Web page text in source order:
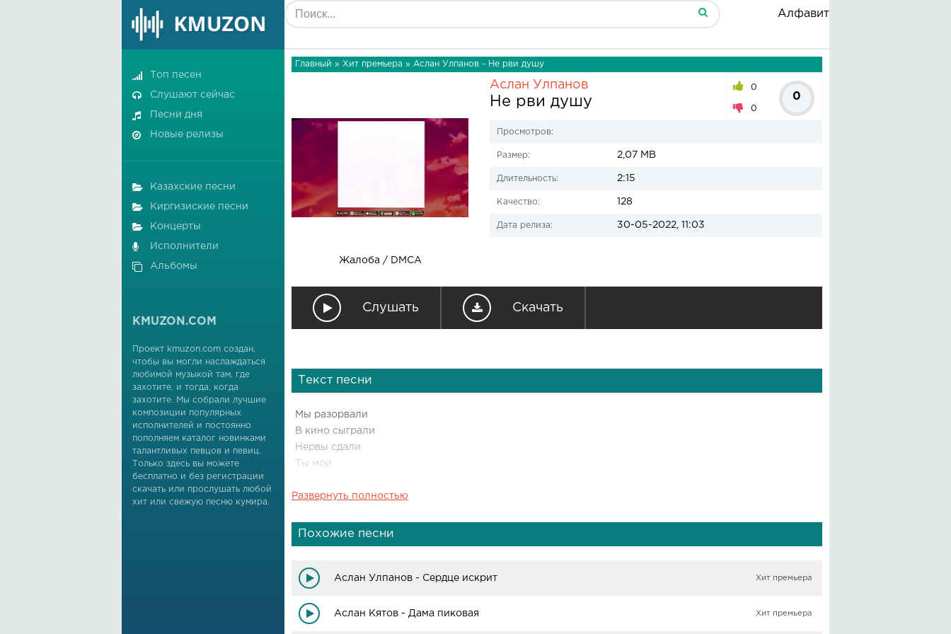
Алфавит
Главный » Хит премьера » Аслан Улпанов - Не рви душу
Жалоба / DMCA
Аслан Улпанов
Не рви душу
0
0
0
Просмотров:
Размер: 2,07 MB
Длительность: 2:15
Качество: 128
Дата релиза: 30-05-2022, 11:03
Слушать Скачать
Текст песни
Мы разорвали
В кино сыграли
Нервы сдали
Ты мои
Околдовали
В душу запали
Твои глаза давно
Не рви мою ты душу
Две стороны медали
И у любви есть тоже
Развернуть полностью
Похожие песни
Аслан Улпанов - Cердце искрит Хит премьера
Аслан Кятов - Дама пиковая Хит премьера
Топ песен
Слушают сейчас
Песни дня
Новые релизы
Казахские песни
Киргизиские песни
Концерты
Исполнители
Альбомы
KMUZON.COM
Проект kmuzon.com создан,
чтобы вы могли наслаждаться
любимой музыкой там, где
захотите, и тогда, когда
захотите. Мы собрали лучшие
композиции популярных
исполнителей и постоянно
пополняем каталог новинками
талантливых певцов и певиц.
Только здесь вы можете
бесплатно и без регистрации
скачать или прослушать любой
хит или свежую песню кумира.